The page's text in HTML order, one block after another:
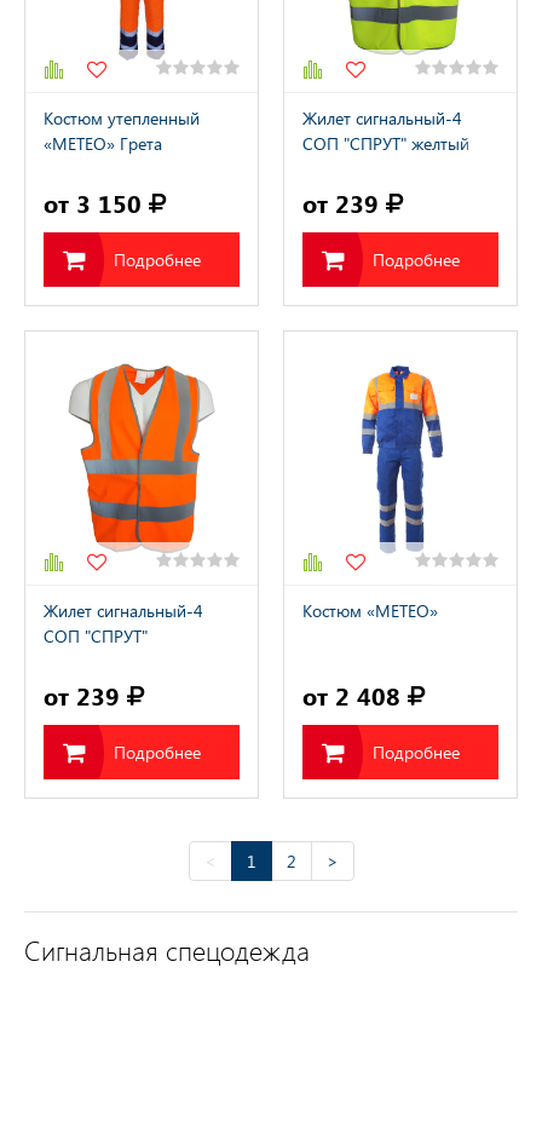
Костюм утепленный
«МЕТЕО» Грета
от 3 150
Подробнее
Жилет сигнальный-4
СОП "СПРУТ" желтый
от 239
Подробнее
Жилет сигнальный-4
СОП "СПРУТ"
от 239
Подробнее
Костюм «МЕТЕО»
от 2 408
Подробнее
< 1 2 >
Сигнальная спецодежда